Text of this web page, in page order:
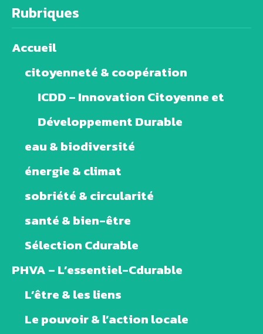
Rubriques
Accueil
citoyenneté & coopération
ICDD – Innovation Citoyenne et
Développement Durable
eau & biodiversité
énergie & climat
sobriété & circularité
santé & bien-être
Sélection Cdurable
PHVA – L’essentiel-Cdurable
L’être & les liens
Le pouvoir & l’action locale